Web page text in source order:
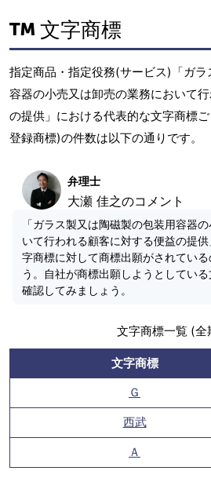
文字商標
指定商品・指定役務(サービス)「ガ
容器の小売又は卸売の業務において
の提供」における代表的な文字商標
登録商標)の件数は以下の通りです。
弁理士
大瀬 佳之のコメント
「ガラス製又は陶磁製の包装用容器
いて行われる顧客に対する便益の提
字商標に対して商標出願がされてい
う。自社が商標出願しようとしてい
確認してみましょう。
文字商標一覧 (全
文字商標
Ｇ
西武
Ａ